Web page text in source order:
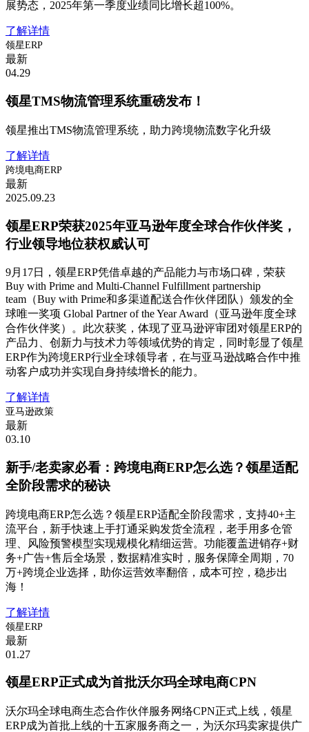
展势态，2025年第一季度业绩同比增长超100%。
了解详情
领星ERP
最新
04.29
领星TMS物流管理系统重磅发布！
领星推出TMS物流管理系统，助力跨境物流数字化升级
了解详情
跨境电商ERP
最新
2025.09.23
领星ERP荣获2025年亚马逊年度全球合作伙伴奖，
行业领导地位获权威认可
9月17日，领星ERP凭借卓越的产品能力与市场口碑，荣获
Buy with Prime and Multi-Channel Fulfillment partnership
team（Buy with Prime和多渠道配送合作伙伴团队）颁发的全
球唯一奖项 Global Partner of the Year Award（亚马逊年度全球
合作伙伴奖）。此次获奖，体现了亚马逊评审团对领星ERP的
产品力、创新力与技术力等领域优势的肯定，同时彰显了领星
ERP作为跨境ERP行业全球领导者，在与亚马逊战略合作中推
动客户成功并实现自身持续增长的能力。
了解详情
亚马逊政策
最新
03.10
新手/老卖家必看：跨境电商ERP怎么选？领星适配
全阶段需求的秘诀
跨境电商ERP怎么选？领星ERP适配全阶段需求，支持40+主
流平台，新手快速上手打通采购发货全流程，老手用多仓管
理、风险预警模型实现规模化精细运营。功能覆盖进销存+财
务+广告+售后全场景，数据精准实时，服务保障全周期，70
万+跨境企业选择，助你运营效率翻倍，成本可控，稳步出
海！
了解详情
领星ERP
最新
01.27
领星ERP正式成为首批沃尔玛全球电商CPN
沃尔玛全球电商生态合作伙伴服务网络CPN正式上线，领星
ERP成为首批上线的十五家服务商之一，为沃尔玛卖家提供广